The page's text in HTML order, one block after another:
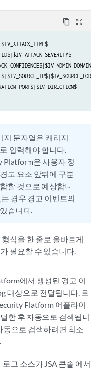
content_copy zoom_out_map
지 문자열은 캐리지
입력해야 합니다.
Platform은 사용자 정
고 요소 앞뒤에 구분
할 것으로 예상합니
경우 경고 이벤트의
습니다.
식을 한 줄로 올바르게
필요할 수 있습니다.
에서 생성된 경고 이
대상으로 전달됩니다. 로
Platform 어플라이
한 후 자동으로 검색됩니
동으로 검색하려면 최소
로그 소스가 JSA 콘솔 에서